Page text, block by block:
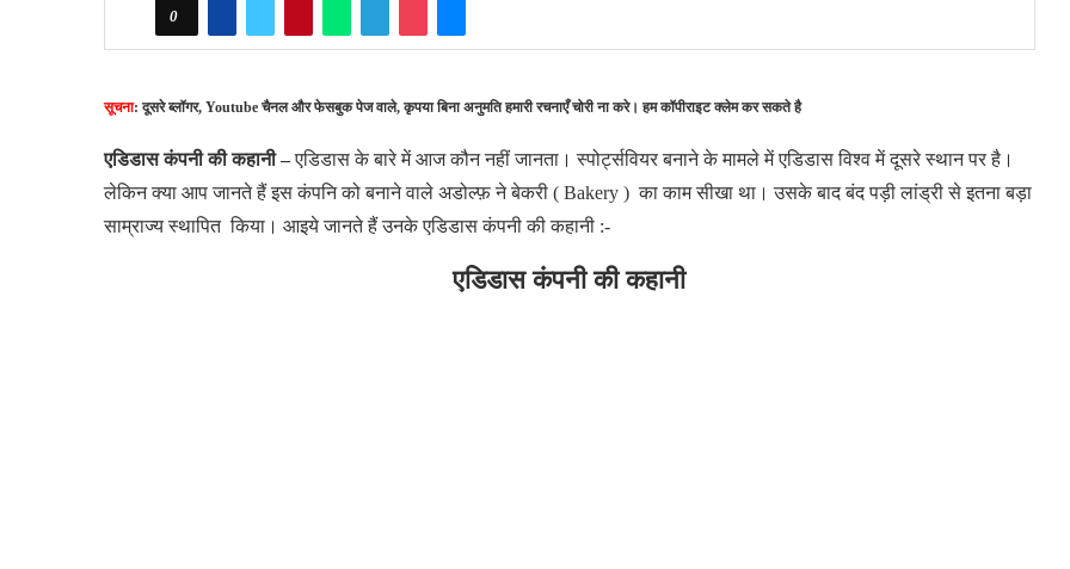
0
सूचना: दूसरे ब्लॉगर, Youtube चैनल और फेसबुक पेज वाले, कृपया बिना अनुमति हमारी रचनाएँ चोरी ना करे। हम कॉपीराइट क्लेम कर सकते है
एडिडास कंपनी की कहानी –एडिडास के बारे में आज कौन नहीं जानता। स्पोर्ट्सवियर बनाने के मामले में एडिडास विश्व में दूसरे स्थान पर है।
लेकिन क्या आप जानते हैं इस कंपनि को बनाने वाले अडोल्फ़ ने बेकरी ( Bakery ) का काम सीखा था। उसके बाद बंद पड़ी लांड्री से इतना बड़ा
साम्राज्य स्थापित किया। आइये जानते हैं उनके एडिडास कंपनी की कहानी :-
एडिडास कंपनी की कहानी